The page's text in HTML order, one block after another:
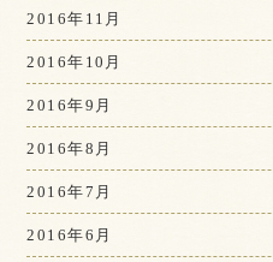
2016年11月
2016年10月
2016年9月
2016年8月
2016年7月
2016年6月